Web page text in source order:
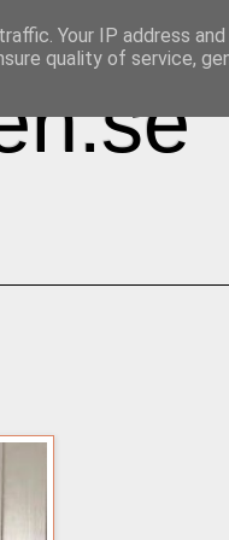
Your IP address
quality of service,